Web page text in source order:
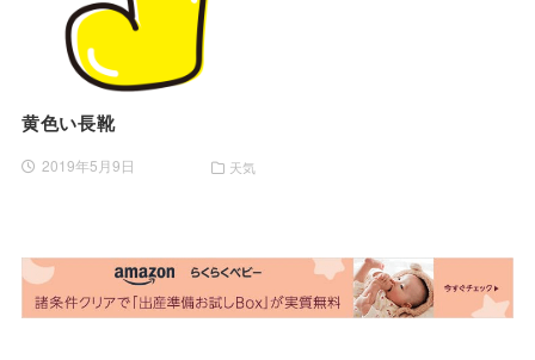
黄色い長靴
2019年5月9日 天気